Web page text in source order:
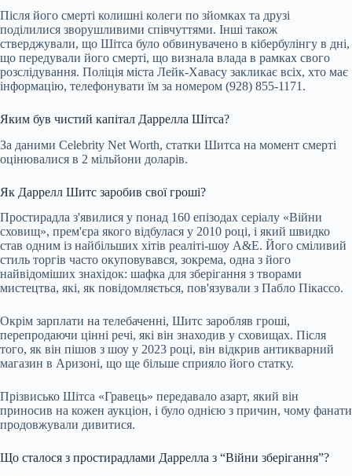
Після його смерті колишні колеги по зйомках та друзі
поділилися зворушливими співчуттями. Інші також
стверджували, що Шітса було обвинувачено в кібербулінгу в дні,
що передували його смерті, що визнала влада в рамках свого
розслідування. Поліція міста Лейк-Хавасу закликає всіх, хто має
інформацію, телефонувати їм за номером (928) 855-1171.
Яким був чистий капітал Даррелла Шітса?
За даними Celebrity Net Worth, статки Шитса на момент смерті
оцінювалися в 2 мільйони доларів.
Як Даррелл Шитс заробив свої гроші?
Простирадла з'явилися у понад 160 епізодах серіалу «Війни
сховищ», прем'єра якого відбулася у 2010 році, і який швидко
став одним із найбільших хітів реаліті-шоу A&E. Його сміливий
стиль торгів часто окуповувався, зокрема, одна з його
найвідоміших знахідок: шафка для зберігання з творами
мистецтва, які, як повідомляється, пов'язували з Пабло Пікассо.
Окрім зарплати на телебаченні, Шитс заробляв гроші,
перепродаючи цінні речі, які він знаходив у сховищах. Після
того, як він пішов з шоу у 2023 році, він відкрив антикварний
магазин в Аризоні, що ще більше сприяло його статку.
Прізвисько Шітса «Гравець» передавало азарт, який він
приносив на кожен аукціон, і було однією з причин, чому фанати
продовжували дивитися.
Що сталося з простирадлами Даррелла з “Війни зберігання”?